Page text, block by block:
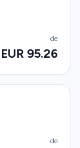
de
EUR 95.26
de